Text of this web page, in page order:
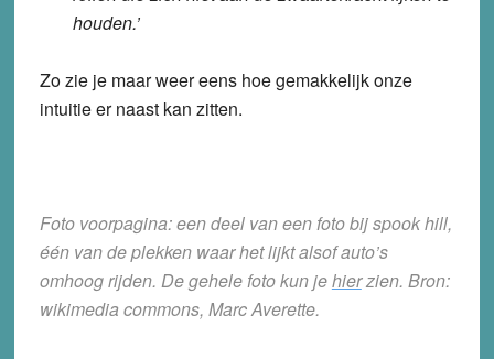
houden.’
Zo zie je maar weer eens hoe gemakkelijk onze
intuitie er naast kan zitten.
Foto voorpagina: een deel van een foto bij spook hill,
één van de plekken waar het lijkt alsof auto’s
omhoog rijden. De gehele foto kun jehierzien. Bron:
wikimedia commons, Marc Averette.